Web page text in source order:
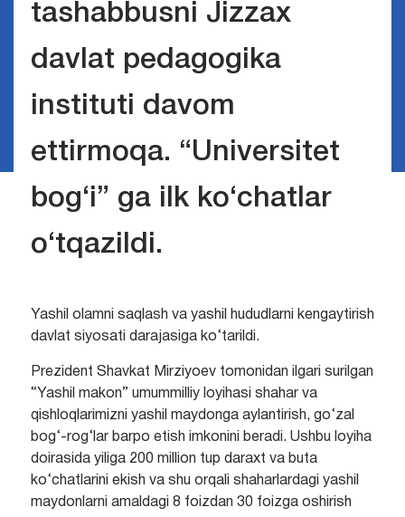
tashabbusni Jizzax
davlat pedagogika
instituti davom
ettirmoqa. “Universitet
bog‘i” ga ilk ko‘chatlar
o‘tqazildi.
Yashil olamni saqlash va yashil hududlarni kengaytirish
davlat siyosati darajasiga ko‘tarildi.
Prezident Shavkat Mirziyoev tomonidan ilgari surilgan
“Yashil makon” umummilliy loyihasi shahar va
qishloqlarimizni yashil maydonga aylantirish, go‘zal
bog‘-rog‘lar barpo etish imkonini beradi. Ushbu loyiha
doirasida yiliga 200 million tup daraxt va buta
ko‘chatlarini ekish va shu orqali shaharlardagi yashil
maydonlarni amaldagi 8 foizdan 30 foizga oshirish